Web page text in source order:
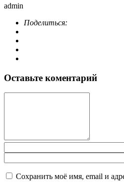
admin
Поделиться:
Оставьте коментарий
Сохранить моё имя, email и